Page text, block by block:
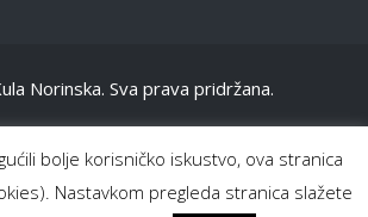
Norinska. Sva prava pridržana.
NASLOVNA
OPĆENITO
bolje korisničko iskustvo, ova stranica
Nastavkom pregleda stranica slažete